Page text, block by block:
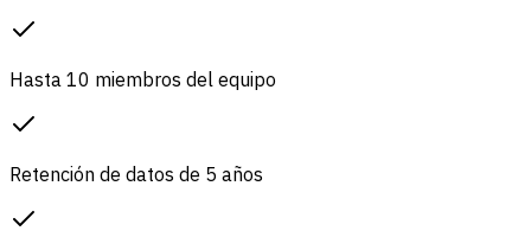
Hasta 10 miembros del equipo
Retención de datos de 5 años